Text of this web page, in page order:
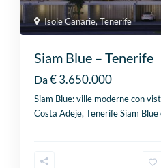
Isole Canarie,Tenerife
Siam Blue – Tenerife
Da€ 3.650.000
Siam Blue: ville moderne con
Costa Adeje, Tenerife Siam